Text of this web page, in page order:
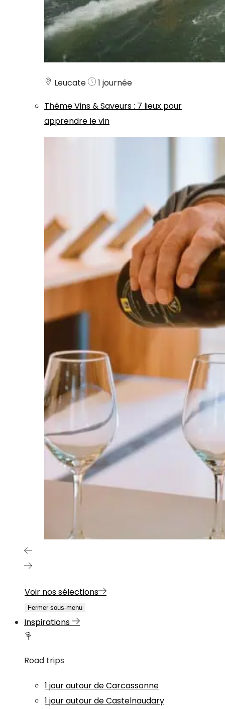
Leucate
1 journée
ThèmeVins & Saveurs: 7 lieux pour
apprendre le vin
Voir nos sélections
Fermer sous-menu
Inspirations
Road trips
1 jour autour de Carcassonne
1 jour autour de Castelnaudary